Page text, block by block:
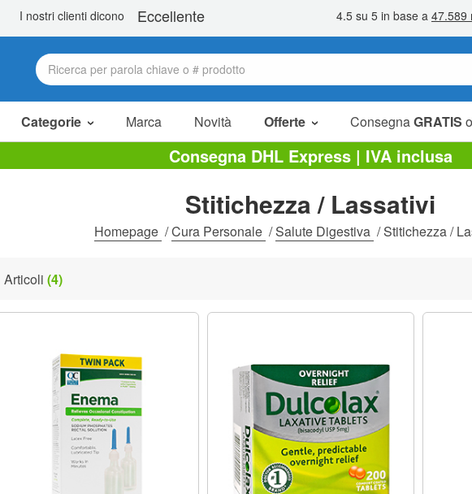
Categorie Marca Novità Offerte ConsegnaGRATIS
Articoli in offerta
Pacchetti
Liquidazione
Consegna DHL Express | IVA inclusa
Stitichezza / Lassativi
Homepage /Cura Personale /Salute Digestiva /Stitichezza /
Articoli (4)